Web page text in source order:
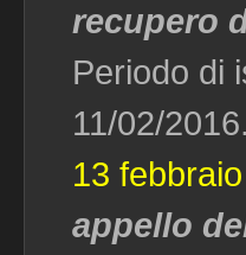
recupero
Periodo di
11/02/2016.
13
appello